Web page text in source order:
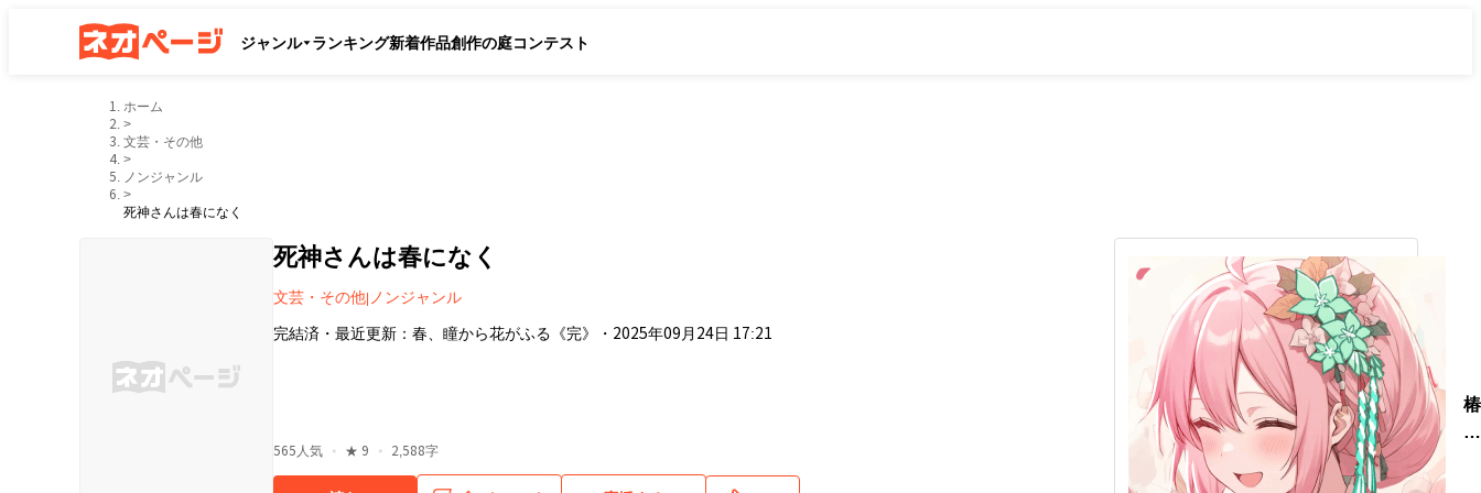
ジャンル ランキング新着作品創作の庭コンテスト
ホーム
>
文芸・その他
>
ノンジャンル
>
死神さんは春になく
死神さんは春になく
文芸・その他| ノンジャンル
完結済 ・ 最近更新： 春、瞳から花がふる《完》 ・ 2025年09月24日 17:21
565 人気 ・ ★ 9 ・ 2,588字
椿
灯